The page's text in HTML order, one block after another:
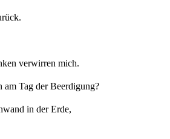
verwirren mich.
am Tag der Beerdigung?
in der Erde,